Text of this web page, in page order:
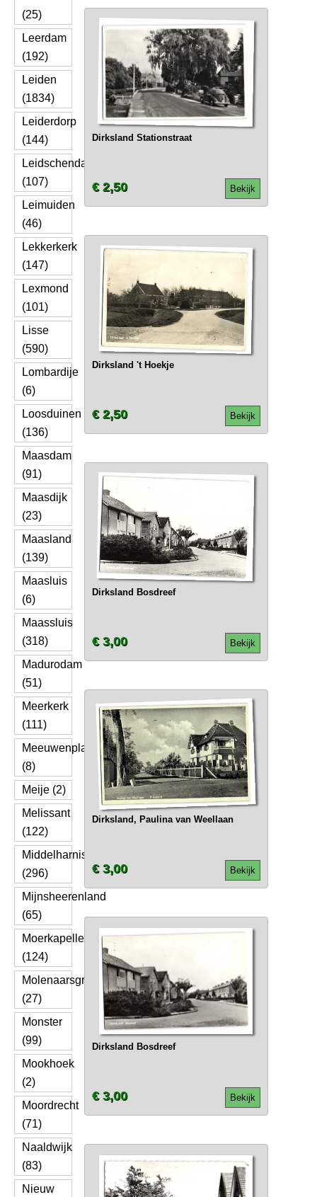
(25)
Leerdam
(192)
Leiden
(1834)
Leiderdorp
(144)
Leidschendam
(107)
Leimuiden
(46)
Lekkerkerk
(147)
Lexmond
(101)
Lisse
(590)
Lombardije
(6)
Loosduinen
(136)
Maasdam
(91)
Maasdijk
(23)
Maasland
(139)
Maasluis
(6)
Maassluis
(318)
Madurodam
(51)
Meerkerk
(111)
Meeuwenplaat
(8)
Meije (2)
Melissant
(122)
Middelharnis
(296)
Mijnsheerenland
(65)
Moerkapelle
(124)
Molenaarsgraaf
(27)
Monster
(99)
Mookhoek
(2)
Moordrecht
(71)
Naaldwijk
(83)
Nieuw
Dirksland Stationstraat
Bekijk
€ 2,50
Dirksland 't Hoekje
Bekijk
€ 2,50
Dirksland Bosdreef
Bekijk
€ 3,00
Dirksland, Paulina van Weellaan
Bekijk
€ 3,00
Dirksland Bosdreef
Bekijk
€ 3,00